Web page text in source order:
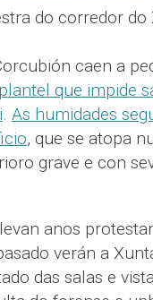
do corredor do
caen a
que impide
. As humidades
, que se atopa
grave e con
anos
verán a
das salas e